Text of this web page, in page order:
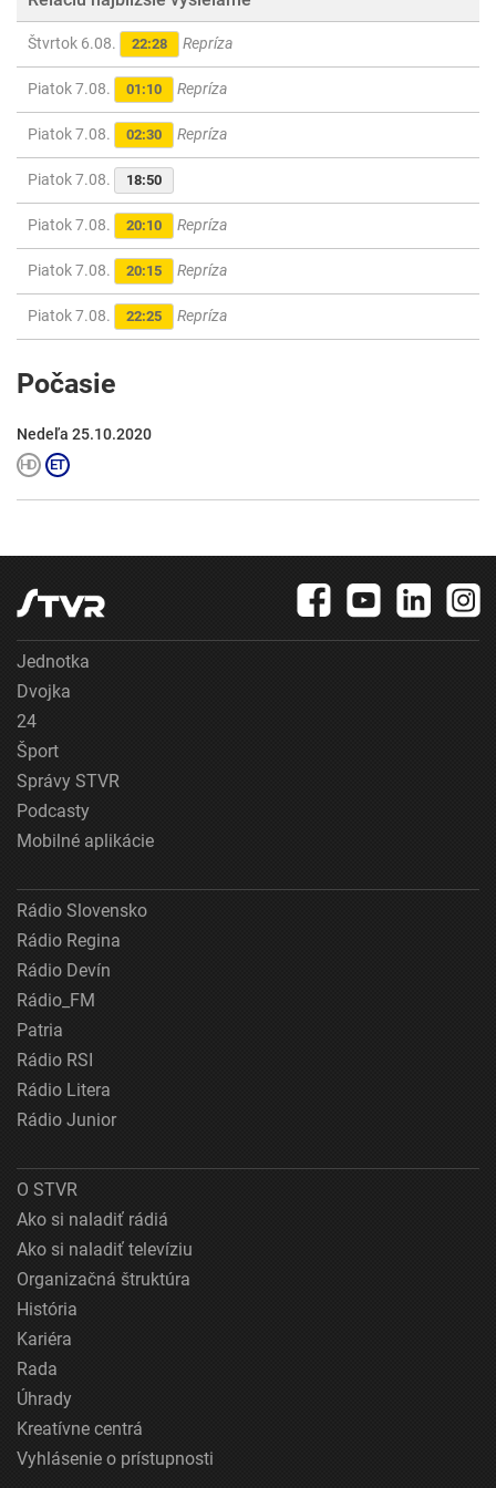
Štvrtok 6.08. 22:28 Repríza
Piatok 7.08. 01:10 Repríza
Piatok 7.08. 02:30 Repríza
Piatok 7.08. 18:50
Piatok 7.08. 20:10 Repríza
Piatok 7.08. 20:15 Repríza
Piatok 7.08. 22:25 Repríza
Počasie
Nedeľa 25.10.2020
Jednotka
Dvojka
24
Šport
Správy STVR
Podcasty
Mobilné aplikácie
Rádio Slovensko
Rádio Regina
Rádio Devín
Rádio_FM
Patria
Rádio RSI
Rádio Litera
Rádio Junior
O STVR
Ako si naladiť rádiá
Ako si naladiť televíziu
Organizačná štruktúra
História
Kariéra
Rada
Úhrady
Kreatívne centrá
Vyhlásenie o prístupnosti